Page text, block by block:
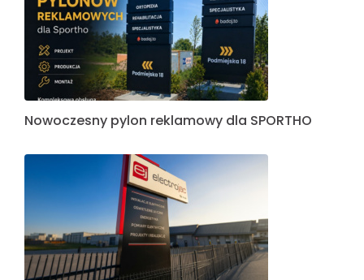
Nowoczesny pylon reklamowy dla SPORTHO